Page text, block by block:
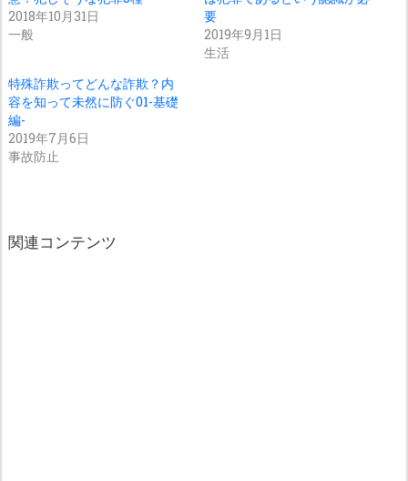
2018年10月31日
一般
要
2019年9月1日
生活
特殊詐欺ってどんな詐欺？内
容を知って未然に防ぐ01-基礎
編-
2019年7月6日
事故防止
関連コンテンツ